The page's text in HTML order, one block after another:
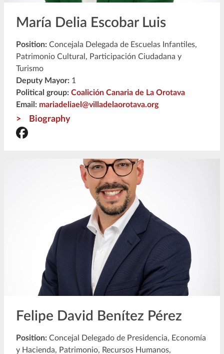
María Delia Escobar Luis
Position: Concejala Delegada de Escuelas Infantiles,
Patrimonio Cultural, Participación Ciudadana y
Turismo
Deputy Mayor: 1
Political group: Coalición Canaria de La Orotava
Email: mariadeliael@villadelaorotava.org
Biography
Felipe David Benítez Pérez
Position: Concejal Delegado de Presidencia, Economía
y Hacienda, Patrimonio, Recursos Humanos,